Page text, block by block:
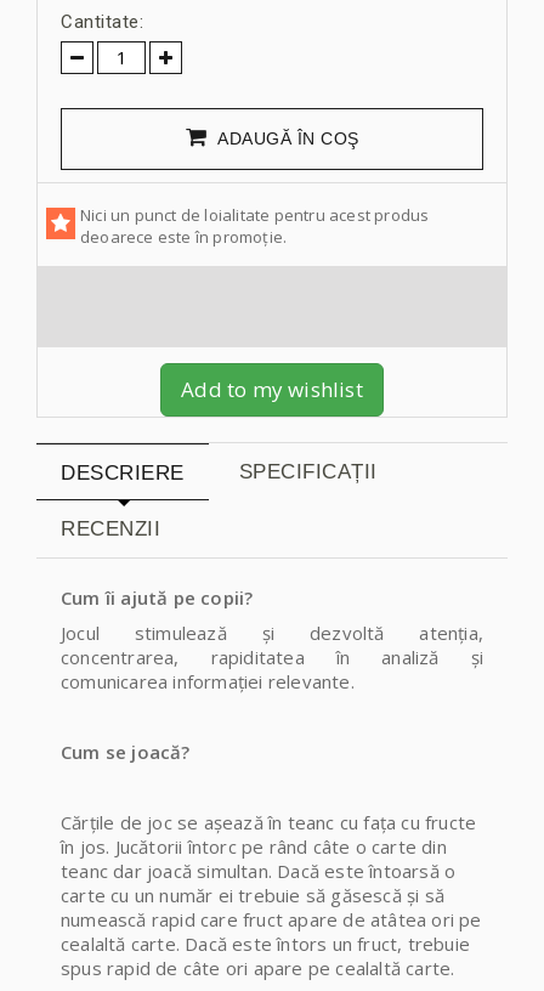
Cantitate:
ADAUGĂ ÎN COŞ
Nici un punct de loialitate pentru acest produs
deoarece este în promoție.
Add to my wishlist
DESCRIERE SPECIFICAȚII
RECENZII
Cum îi ajută pe copii?
Jocul stimulează și dezvoltă atenția,
concentrarea, rapiditatea în analiză și
comunicarea informației relevante.
Cum se joacă?
Cărțile de joc se așează în teanc cu fața cu fructe
în jos. Jucătorii întorc pe rând câte o carte din
teanc dar joacă simultan. Dacă este întoarsă o
carte cu un număr ei trebuie să găsescă și să
numească rapid care fruct apare de atâtea ori pe
cealaltă carte. Dacă este întors un fruct, trebuie
spus rapid de câte ori apare pe cealaltă carte.